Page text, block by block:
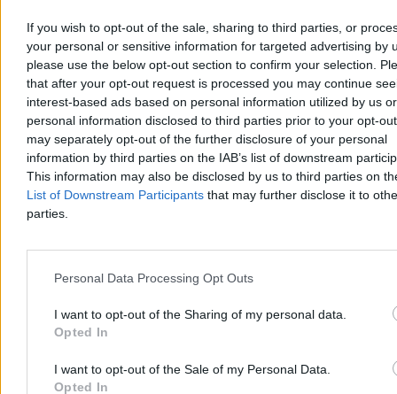
If you wish to opt-out of the sale, sharing to third parties, or
your personal or sensitive information for targeted advertising by
please use the below opt-out section to confirm your selection.
that after your opt-out request is processed you may continue
interest-based ads based on personal information utilized by us or
personal information disclosed to third parties prior to your opt-
may separately opt-out of the further disclosure of your personal
information by third parties on the IAB’s list of downstream
This information may also be disclosed by us to third parties on
List of Downstream Participants that may further disclose it to
parties.
Personal Data Processing Opt Outs
I want to opt-out of the Sharing of my personal data.
Opted In
I want to opt-out of the Sale of my Personal Data.
Opted In
Krzysztof Jabłonowski
Dzisiaj 06:56
3 min
Reklama
Świat